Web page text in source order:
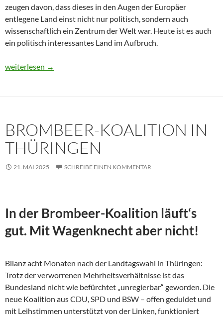
zeugen davon, dass dieses in den Augen der Europäer
entlegene Land einst nicht nur politisch, sondern auch
wissenschaftlich ein Zentrum der Welt war. Heute ist es auch
ein politisch interessantes Land im Aufbruch.
Usbekistan 2025: Unterwegs in einem Land im Aufbruch
weiterlesen →
BROMBEER-KOALITION IN
THÜRINGEN
21. MAI 2025 SCHREIBE EINEN KOMMENTAR
In der Brombeer-Koalition läuft‘s
gut. Mit Wagenknecht aber nicht!
Bilanz acht Monaten nach der Landtagswahl in Thüringen:
Trotz der verworrenen Mehrheitsverhältnisse ist das
Bundesland nicht wie befürchtet „unregierbar“ geworden. Die
neue Koalition aus CDU, SPD und BSW – offen geduldet und
mit Leihstimmen unterstützt von der Linken, funktioniert